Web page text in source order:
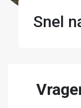
Snel